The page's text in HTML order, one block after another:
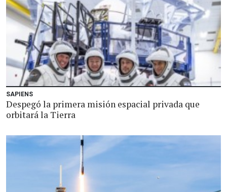
SAPIENS
Despegó la primera misión espacial privada que
orbitará la Tierra